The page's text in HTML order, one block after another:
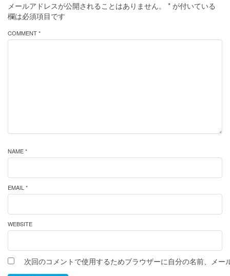
メールアドレスが公開されることはありません。 * が付いている
欄は必須項目です
COMMENT *
NAME *
EMAIL *
WEBSITE
次回のコメントで使用するためブラウザーに自分の名前、メー